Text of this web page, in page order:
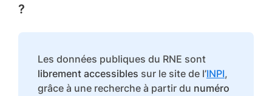
?
Les données publiques du RNE sont
librement accessibles sur le site de l’INPI,
grâce à une recherche à partir du numéro